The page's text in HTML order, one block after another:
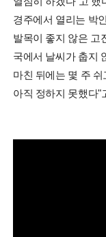
경주에서 열리는 박
발목이 좋지 않은 고
국에서 날씨가 춥지
마친 뒤에는 몇 주
아직 정하지 못했다"